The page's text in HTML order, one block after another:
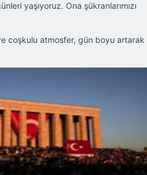
yaşıyoruz. Ona şükranlarımızı
coşkulu atmosfer, gün boyu artarak